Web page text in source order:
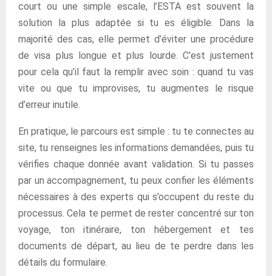
court ou une simple escale, l’ESTA est souvent la
solution la plus adaptée si tu es éligible. Dans la
majorité des cas, elle permet d’éviter une procédure
de visa plus longue et plus lourde. C’est justement
pour cela qu’il faut la remplir avec soin : quand tu vas
vite ou que tu improvises, tu augmentes le risque
d’erreur inutile.
En pratique, le parcours est simple : tu te connectes au
site, tu renseignes les informations demandées, puis tu
vérifies chaque donnée avant validation. Si tu passes
par un accompagnement, tu peux confier les éléments
nécessaires à des experts qui s’occupent du reste du
processus. Cela te permet de rester concentré sur ton
voyage, ton itinéraire, ton hébergement et tes
documents de départ, au lieu de te perdre dans les
détails du formulaire.